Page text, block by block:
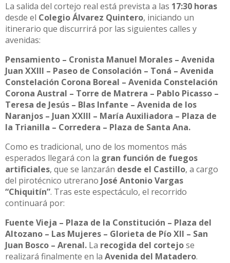
La salida del cortejo real está prevista a las 17:30 horas
desde el Colegio Álvarez Quintero, iniciando un
itinerario que discurrirá por las siguientes calles y
avenidas:
Pensamiento – Cronista Manuel Morales – Avenida
Juan XXIII – Paseo de Consolación – Toná – Avenida
Constelación Corona Boreal – Avenida Constelación
Corona Austral – Torre de Matrera – Pablo Picasso –
Teresa de Jesús – Blas Infante – Avenida de los
Naranjos – Juan XXIII – María Auxiliadora – Plaza de
la Trianilla – Corredera – Plaza de Santa Ana.
Como es tradicional, uno de los momentos más
esperados llegará con la gran función de fuegos
artificiales, que se lanzarán desde el Castillo, a cargo
del pirotécnico utrerano José Antonio Vargas
“Chiquitín”. Tras este espectáculo, el recorrido
continuará por:
Fuente Vieja – Plaza de la Constitución – Plaza del
Altozano – Las Mujeres – Glorieta de Pío XII – San
Juan Bosco – Arenal. La recogida del cortejose
realizará finalmente en la Avenida del Matadero.